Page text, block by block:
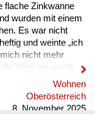
flache Zinkwanne
wurden mit einem
Es war nicht
und weinte „ich
nicht mehr
Wäsche wurde
das in der Küche
wurde. Ich
Wohnen
Oberösterreich
8. November 2025